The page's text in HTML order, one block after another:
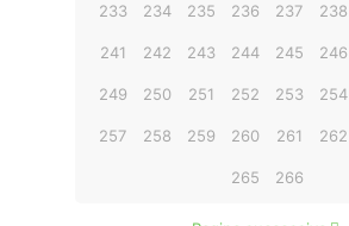
233 234 235 236 237 238
241 242 243 244 245 246
249 250 251 252 253 254
257 258 259 260 261 262
265 266